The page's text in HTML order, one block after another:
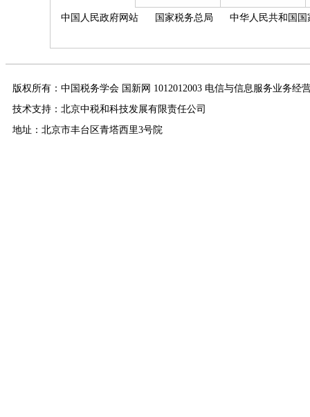
中国人民政府网站 国家税务总局 中华人民共和国
版权所有：中国税务学会 国新网 1012012003 电信与信息服务业务经
技术支持：北京中税和科技发展有限责任公司
地址：北京市丰台区青塔西里3号院